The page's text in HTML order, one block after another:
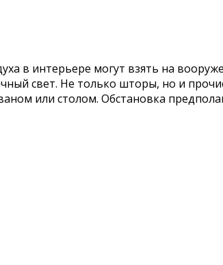
в интерьере могут взять на
свет. Не только шторы, но и
или столом. Обстановка